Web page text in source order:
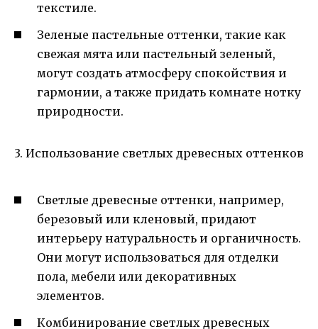
текстиле.
Зеленые пастельные оттенки, такие как
свежая мята или пастельный зеленый,
могут создать атмосферу спокойствия и
гармонии, а также придать комнате нотку
природности.
3. Использование светлых древесных оттенков
Светлые древесные оттенки, например,
березовый или кленовый, придают
интерьеру натуральность и органичность.
Они могут использоваться для отделки
пола, мебели или декоративных
элементов.
Комбинирование светлых древесных